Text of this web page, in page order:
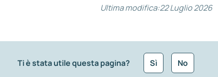
Ultima modifica:22 Luglio 2026
Ti è stata utile questa pagina? Sì No